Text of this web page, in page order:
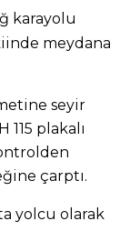
karayolu
meydana
seyir
plakalı
çarptı.
yolcu olarak